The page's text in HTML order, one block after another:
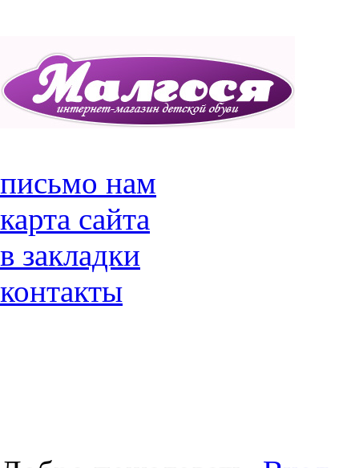
письмо нам
карта сайта
в закладки
контакты